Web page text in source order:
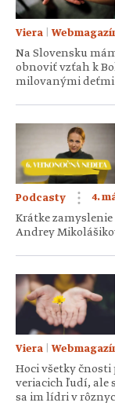
Viera |
Na Slovensku
obnoviť vzťah k
milovanými
akým je aj Otcovo
seriálu Boh Otec,
na Boha, ktorý je
Podcasty 4.
Krátke zamyslenie
Andrey
Viera
Hoci všetky
veriacich ľudí, ale
sa im lídri v